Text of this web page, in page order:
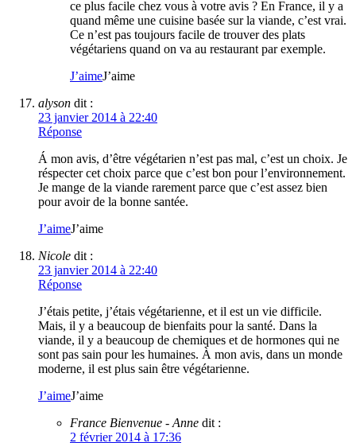
ce plus facile chez vous à votre avis ? En France, il y a
quand même une cuisine basée sur la viande, c’est vrai.
Ce n’est pas toujours facile de trouver des plats
végétariens quand on va au restaurant par exemple.
J’aimeJ’aime
alyson dit :
23 janvier 2014 à 22:40
Réponse
Á mon avis, d’être végétarien n’est pas mal, c’est un choix. Je
réspecter cet choix parce que c’est bon pour l’environnement.
Je mange de la viande rarement parce que c’est assez bien
pour avoir de la bonne santée.
J’aimeJ’aime
Nicole dit :
23 janvier 2014 à 22:40
Réponse
J’étais petite, j’étais végétarienne, et il est un vie difficile.
Mais, il y a beaucoup de bienfaits pour la santé. Dans la
viande, il y a beaucoup de chemiques et de hormones qui ne
sont pas sain pour les humaines. À mon avis, dans un monde
moderne, il est plus sain être végétarienne.
J’aimeJ’aime
France Bienvenue - Anne dit :
2 février 2014 à 17:36